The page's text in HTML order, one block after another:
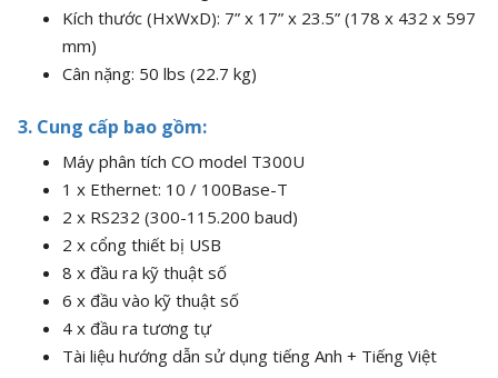
Kích thước (HxWxD): 7” x 17” x 23.5” (178 x 432 x 597
mm)
Cân nặng: 50 lbs (22.7 kg)
3. Cung cấp bao gồm:
Máy phân tích CO model T300U
1 x Ethernet: 10 / 100Base-T
2 x RS232 (300-115.200 baud)
2 x cổng thiết bị USB
8 x đầu ra kỹ thuật số
6 x đầu vào kỹ thuật số
4 x đầu ra tương tự
Tài liệu hướng dẫn sử dụng tiếng Anh + Tiếng Việt